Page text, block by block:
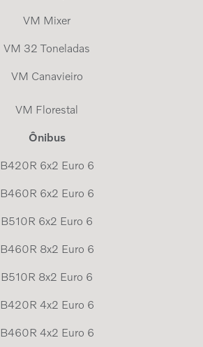
VM Mixer
VM 32 Toneladas
VM Canavieiro
VM Florestal
Ônibus
B420R 6x2 Euro 6
B460R 6x2 Euro 6
B510R 6x2 Euro 6
B460R 8x2 Euro 6
B510R 8x2 Euro 6
B420R 4x2 Euro 6
B460R 4x2 Euro 6